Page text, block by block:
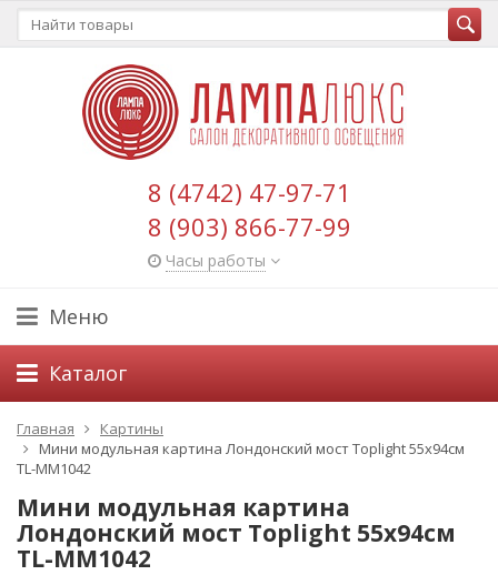
8 (4742) 47-97-71
8 (903) 866-77-99
Часы работы
Меню
Каталог
Главная
Картины
Мини модульная картина Лондонский мост Toplight 55х94см
TL-MM1042
Мини модульная картина
Лондонский мост Toplight 55х94см
TL-MM1042